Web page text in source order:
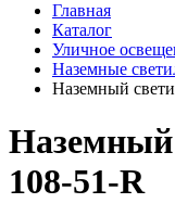
Главная
Каталог
Уличное
Наземные
Наземный
Наземный
108-51-R